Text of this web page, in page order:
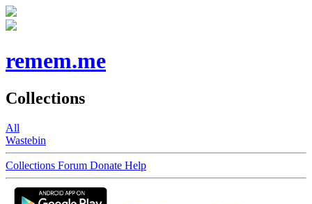
remem.me
Collections
All
Wastebin
Collections Forum Donate Help